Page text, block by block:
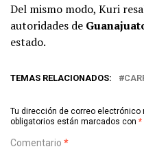
Del mismo modo, Kuri
autoridades de
estado.
TEMAS RELACIONADOS:
Tu dirección de correo electrónico
obligatorios están marcados con *
Comentario *